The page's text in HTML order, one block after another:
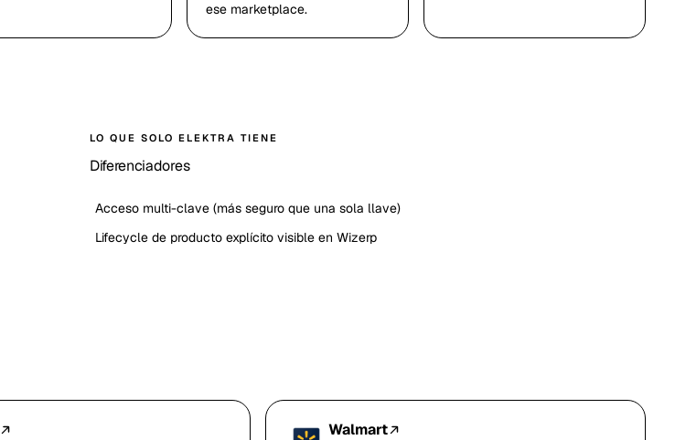
ese marketplace.
LO QUE SOLO ELEKTRA TIENE
Diferenciadores
Acceso multi-clave (más seguro que una sola llave)
Lifecycle de producto explícito visible en Wizerp
Walmart